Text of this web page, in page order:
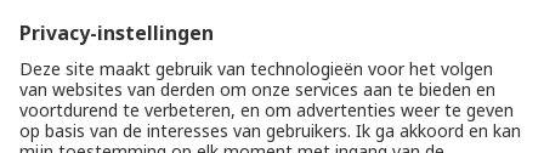
Provincialeweg 94-98
Die Niederlande
T+31 (0)418 632073